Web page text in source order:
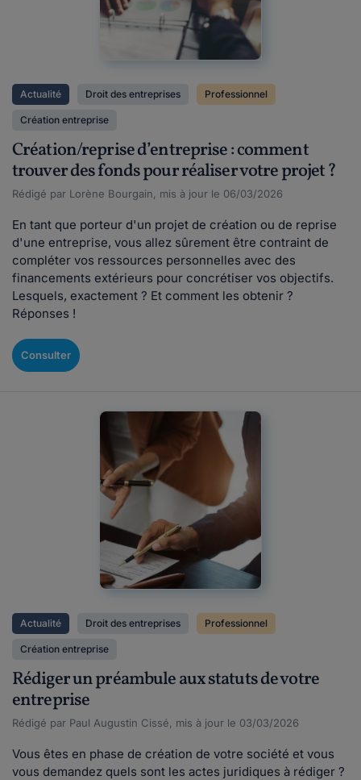
Actualité Droit des entreprises Professionnel
Création entreprise
Création/reprise d’entreprise : comment
trouver des fonds pour réaliser votre projet ?
Rédigé par Lorène Bourgain, mis à jour le 06/03/2026
En tant que porteur d'un projet de création ou de reprise
d'une entreprise, vous allez sûrement être contraint de
compléter vos ressources personnelles avec des
financements extérieurs pour concrétiser vos objectifs.
Lesquels, exactement ? Et comment les obtenir ?
Réponses !
Consulter
Actualité Droit des entreprises Professionnel
Création entreprise
Rédiger un préambule aux statuts de votre
entreprise
Rédigé par Paul Augustin Cissé, mis à jour le 03/03/2026
Vous êtes en phase de création de votre société et vous
vous demandez quels sont les actes juridiques à rédiger ?